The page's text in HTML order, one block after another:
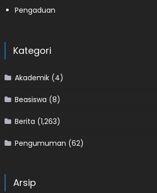
Pengaduan
Kategori
Akademik(4)
Beasiswa (8)
Berita (1,263)
Pengumuman (62)
Arsip